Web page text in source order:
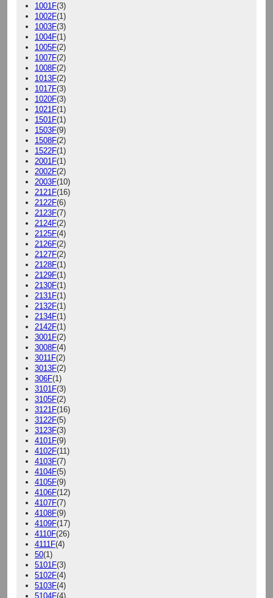
1001F(3)
1002F(1)
1003F(3)
1004F(1)
1005F(2)
1007F(2)
1008F(2)
1013F(2)
1017F(3)
1020F(3)
1021F(1)
1501F(1)
1503F(9)
1508F(2)
1522F(1)
2001F(1)
2002F(2)
2003F(10)
2121F(16)
2122F(6)
2123F(7)
2124F(2)
2125F(4)
2126F(2)
2127F(2)
2128F(1)
2129F(1)
2130F(1)
2131F(1)
2132F(1)
2134F(1)
2142F(1)
3001F(2)
3008F(4)
3011F(2)
3013F(2)
306F(1)
3101F(3)
3105F(2)
3121F(16)
3122F(5)
3123F(3)
4101F(9)
4102F(11)
4103F(7)
4104F(5)
4105F(9)
4106F(12)
4107F(7)
4108F(9)
4109F(17)
4110F(26)
4111F(4)
50(1)
5101F(3)
5102F(4)
5103F(4)
5104F(4)